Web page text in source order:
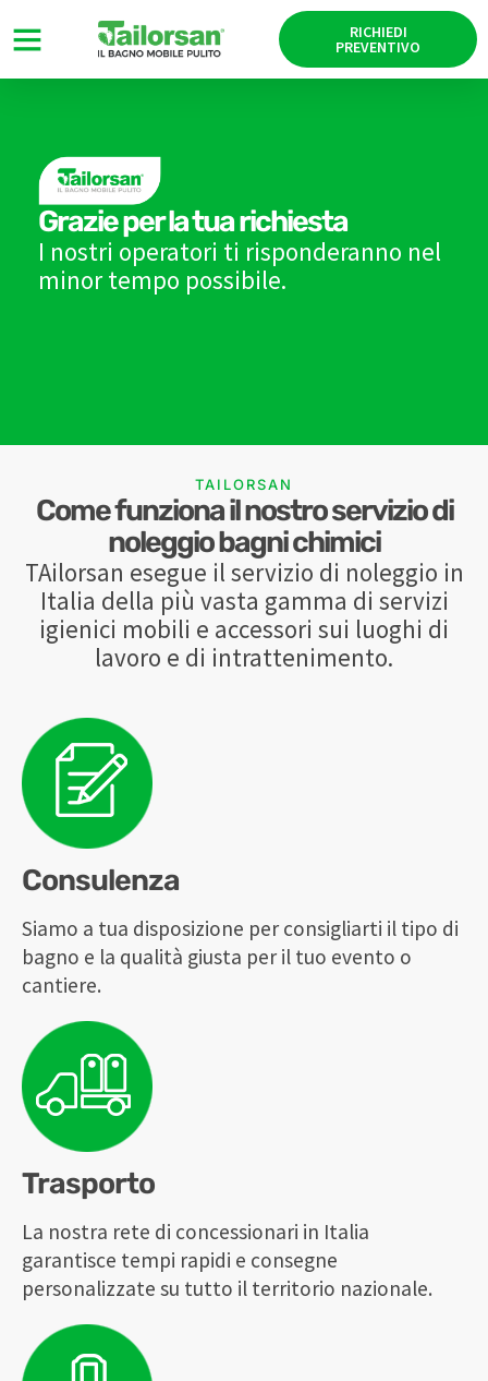
RICHIEDI
PREVENTIVO
Grazie per la tua richiesta
I nostri operatori ti risponderanno nel
minor tempo possibile.
TAILORSAN
Come funziona il nostro servizio di
noleggio bagni chimici
TAilorsan esegue il servizio di noleggio in
Italia della più vasta gamma di servizi
igienici mobili e accessori sui luoghi di
lavoro e di intrattenimento.
Consulenza
Siamo a tua disposizione per consigliarti il tipo di
bagno e la qualità giusta per il tuo evento o
cantiere.
Trasporto
La nostra rete di concessionari in Italia
garantisce tempi rapidi e consegne
personalizzate su tutto il territorio nazionale.